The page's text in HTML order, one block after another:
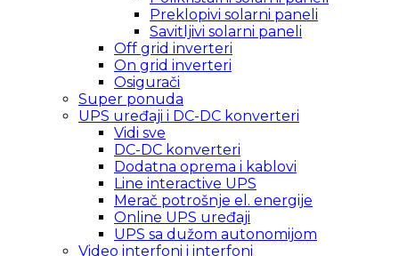
Preklopivi solarni paneli
Savitljivi solarni paneli
Off grid inverteri
On grid inverteri
Osigurači
Super ponuda
UPS uređaji i DC-DC konverteri
Vidi sve
DC-DC konverteri
Dodatna oprema i kablovi
Line interactive UPS
Merač potrošnje el. energije
Online UPS uređaji
UPS sa dužom autonomijom
Video interfoni i interfoni